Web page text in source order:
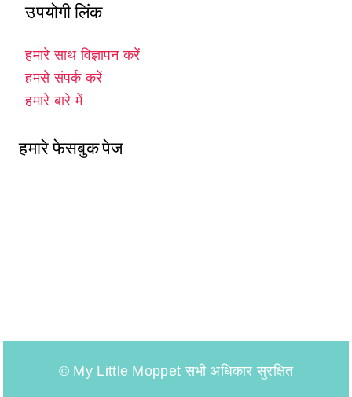
उपयोगी लिंक
हमारे साथ विज्ञापन करें
हमसे संपर्क करें
हमारे बारे में
हमारे फेसबुक पेज
© My Little Moppet सभी अधिकार सुरक्षित